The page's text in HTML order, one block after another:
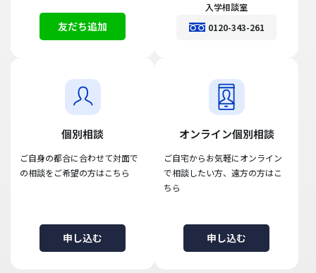
友だち追加
入学相談室
0120-343-261
個別相談
ご自身の都合に合わせて対面で
の相談をご希望の方はこちら
申し込む
オンライン個別相談
ご自宅からお気軽にオンライン
で相談したい方、遠方の方はこ
ちら
申し込む